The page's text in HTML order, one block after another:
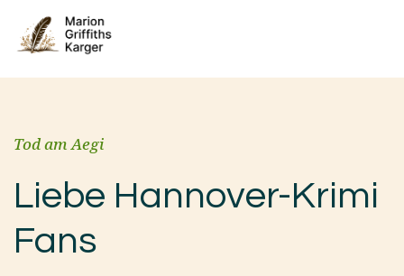
Tod am Aegi
Liebe Hannover-Krimi
Fans